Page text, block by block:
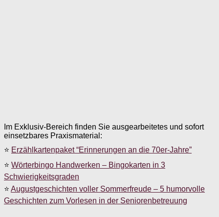
Im Exklusiv-Bereich finden Sie ausgearbeitetes und sofort
einsetzbares Praxismaterial:
⭐ Erzählkartenpaket “Erinnerungen an die 70er-Jahre”
⭐ Wörterbingo Handwerken – Bingokarten in 3
Schwierigkeitsgraden
⭐ Augustgeschichten voller Sommerfreude – 5 humorvolle
Geschichten zum Vorlesen in der Seniorenbetreuung